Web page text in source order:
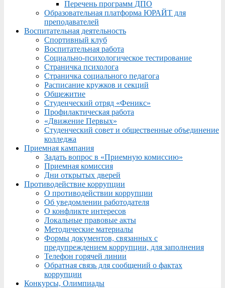
Перечень программ ДПО
Образовательная платформа ЮРАЙТ для
преподавателей
Воспитательная деятельность
Спортивный клуб
Воспитательная работа
Социально-психологическое тестирование
Страничка психолога
Страничка социального педагога
Расписание кружков и секций
Общежитие
Студенческий отряд «Феникс»
Профилактическая работа
«Движение Первых»
Студенческий совет и общественные объединение
колледжа
Приемная кампания
Задать вопрос в «Приемную комиссию»
Приемная комиссия
Дни открытых дверей
Противодействие коррупции
О противодействии коррупции
Об уведомлении работодателя
О конфликте интересов
Локальные правовые акты
Методические материалы
Формы документов, связанных с
предупреждением коррупции, для заполнения
Телефон горячей линии
Обратная связь для сообщений о фактах
коррупции
Конкурсы, Олимпиады